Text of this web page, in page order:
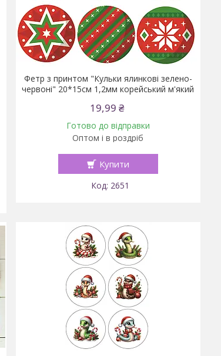
Фетр з принтом "Кульки ялинкові зелено-
червоні" 20*15см 1,2мм корейський м'який
19,99 ₴
Готово до відправки
Оптом і в роздріб
Купити
2651